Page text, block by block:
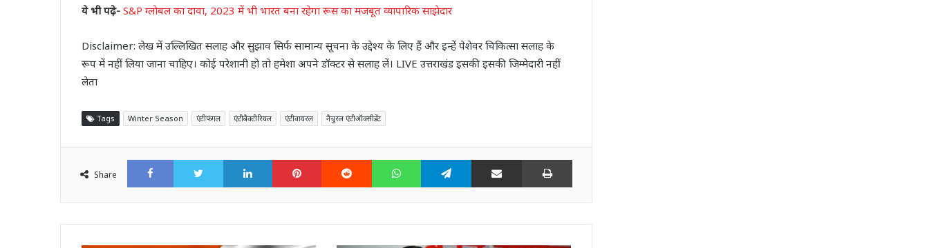
ये भी पढ़े- S&P ग्लोबल का दावा, 2023 में भी भारत बना रहेगा रूस का मजबूत व्यापारिक साझेदार
Disclaimer: लेख में उल्लिखित सलाह और सुझाव सिर्फ सामान्य सूचना के उद्देश्य के लिए हैं और इन्हें पेशेवर चिकित्सा सलाह के
रूप में नहीं लिया जाना चाहिए। कोई परेशानी हो तो हमेशा अपने डॉक्टर से सलाह लें। LIVE उत्तराखंड इसकी इसकी जिम्मेदारी नहीं
लेता
Tags Winter Season एंटीफंगल एंटीबैक्टीरियल एंटीवायरल नैचुरल एंटीऑक्सीडेंट
Share
FacebookTwitter LinkedIn Pinterest Reddit WhatsAppTelegram Share via Email Print